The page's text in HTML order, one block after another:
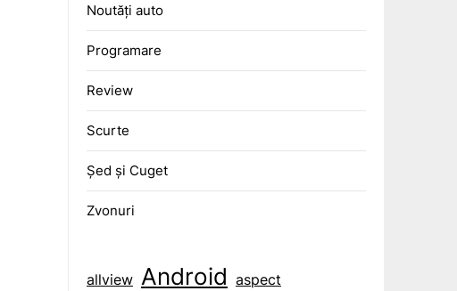
Noutăți auto
Programare
Review
Scurte
Șed și Cuget
Zvonuri
allview Android aspect